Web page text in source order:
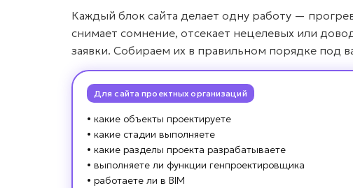
Каждый блок сайта делает одну работу —
снимает сомнение, отсекает нецелевых или
заявки. Собираем их в правильном порядке под
Для сайта проектных организаций
• какие объекты проектируете
• какие стадии выполняете
• какие разделы проекта разрабатываете
• выполняете ли функции генпроектировщика
• работаете ли в BIM